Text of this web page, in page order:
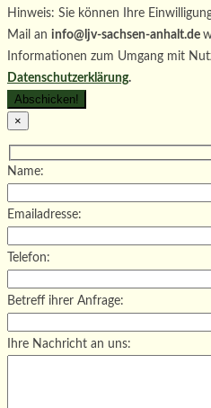
Hinweis: Sie können Ihre
Mail an info@ljv-sachsen-anhalt.de
Informationen zum Umgang mit
Datenschutzerklärung.
×
Name:
Emailadresse:
Telefon:
Betreff ihrer Anfrage:
Ihre Nachricht an uns: